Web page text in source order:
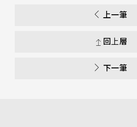
上一筆
回上層
下一筆